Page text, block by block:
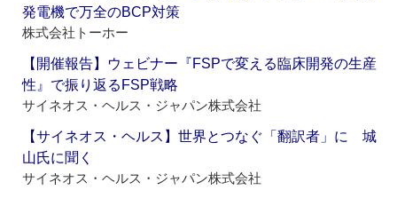
発電機で万全のBCP対策
株式会社トーホー
【開催報告】ウェビナー『FSPで変える臨床開発の生産
性』で振り返るFSP戦略
サイネオス・ヘルス・ジャパン株式会社
【サイネオス・ヘルス】世界とつなぐ「翻訳者」に 城
山氏に聞く
サイネオス・ヘルス・ジャパン株式会社